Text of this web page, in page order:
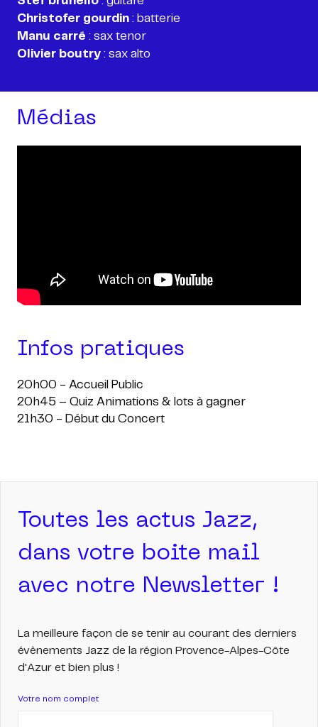
Christofer gourdin
Manu carré
Olivier boutry : sax alto
Médias
Infos pratiques
20h00 - Accueil Public
20h45 – Quiz Animations & lots à gagner
21h30 - Début du Concert
Toutes les actus Jazz,
dans votre boite mail
avec notre Newsletter !
La meilleure façon de se tenir au courant des derniers
évènements Jazz de la région Provence-Alpes-Côte
d'Azur et bien plus !
Votre nom complet